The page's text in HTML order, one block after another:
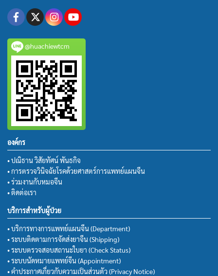
@huachiewtcm
องค์กร
• ปณิธาน วิสัยทัศน์ พันธกิจ
• การตรวจวินิจฉัยโรคด้วยศาสตร์การแพทย์แผนจีน
• ร่วมงานกับหมอจีน
• ติดต่อเรา
บริการสำหรับผู้ป่วย
• บริการทางการแพทย์แผนจีน (Department)
• ระบบติดตามการจัดส่งยาจีน (Shipping)
• ระบบตรวจสอบสถานะใบยา (Check Status)
• ระบบนัดหมายแพทย์จีน (Appointment)
• คำประกาศเกี่ยวกับความเป็นส่วนตัว (Privacy Notice)